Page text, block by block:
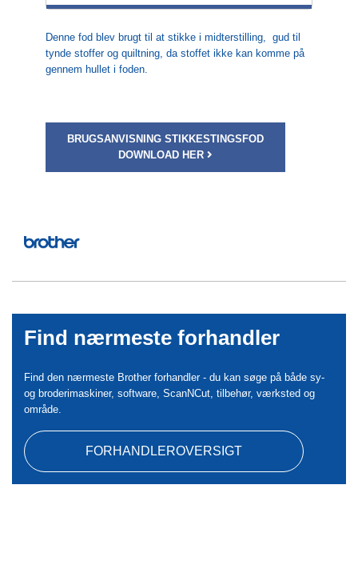
Denne fod blev brugt til at stikke i midterstilling, gud til
tynde stoffer og quiltning, da stoffet ikke kan komme på
gennem hullet i foden.
BRUGSANVISNING STIKKESTINGSFOD
DOWNLOAD HER
Find nærmeste forhandler
Find den nærmeste Brother forhandler - du kan søge på både sy-
og broderimaskiner, software, ScanNCut, tilbehør, værksted og
område.
FORHANDLEROVERSIGT